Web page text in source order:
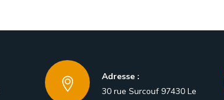
Adresse :
30 rue Surcouf 97430 Le